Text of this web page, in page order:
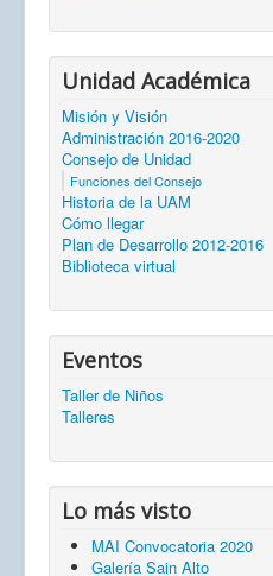
Unidad Académica
Misión y Visión
Administración 2016-2020
Consejo de Unidad
Funciones del Consejo
Historia de la UAM
Cómo llegar
Plan de Desarrollo 2012-2016
Biblioteca virtual
Eventos
Taller de Niños
Talleres
Lo más visto
MAI Convocatoria 2020
Galería Sain Alto